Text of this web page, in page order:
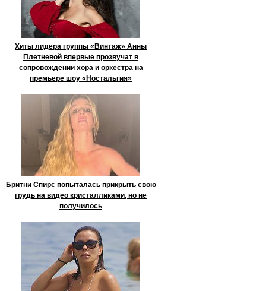
Хиты лидера группы «Винтаж» Анны
Плетневой впервые прозвучат в
сопровождении хора и оркестра на
премьере шоу «Ностальгия»
Бритни Спирс попыталась прикрыть свою
грудь на видео кристалликами, но не
получилось